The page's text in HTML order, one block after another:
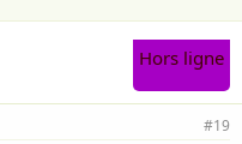
, c'est alors
fait tomber la
Hors ligne
#19